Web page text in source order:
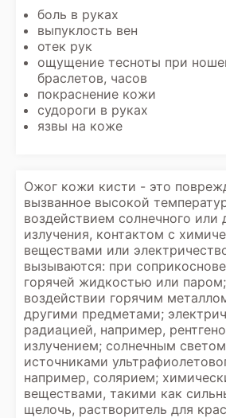
боль в руках
выпуклость вен
отек рук
ощущение тесноты при
браслетов, часов
покраснение кожи
судороги в руках
язвы на коже
Ожог кожи кисти - это
вызванное высокой
воздействием солнечного или
излучения, контактом с
веществами или
вызываются: при
горячей жидкостью или
воздействии горячим
другими предметами;
радиацией, например,
излучением; солнечным
источниками
например, солярием;
веществами, такими как
щелочь, растворитель для